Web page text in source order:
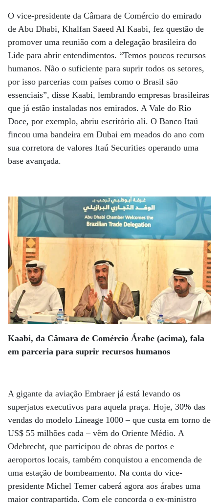
O vice-presidente da Câmara de Comércio do emirado
de Abu Dhabi, Khalfan Saeed Al Kaabi, fez questão de
promover uma reunião com a delegação brasileira do
Lide para abrir entendimentos. “Temos poucos recursos
humanos. Não o suficiente para suprir todos os setores,
por isso parcerias com países como o Brasil são
essenciais”, disse Kaabi, lembrando empresas brasileiras
que já estão instaladas nos emirados. A Vale do Rio
Doce, por exemplo, abriu escritório ali. O Banco Itaú
fincou uma bandeira em Dubai em meados do ano com
sua corretora de valores Itaú Securities operando uma
base avançada.
Kaabi, da Câmara de Comércio Árabe (acima), fala
em parceria para suprir recursos humanos
A gigante da aviação Embraer já está levando os
superjatos executivos para aquela praça. Hoje, 30% das
vendas do modelo Lineage 1000 – que custa em torno de
US$ 55 milhões cada – vêm do Oriente Médio. A
Odebrecht, que participou de obras de portos e
aeroportos locais, também conquistou a encomenda de
uma estação de bombeamento. Na conta do vice-
presidente Michel Temer caberá agora aos árabes uma
maior contrapartida. Com ele concorda o ex-ministro